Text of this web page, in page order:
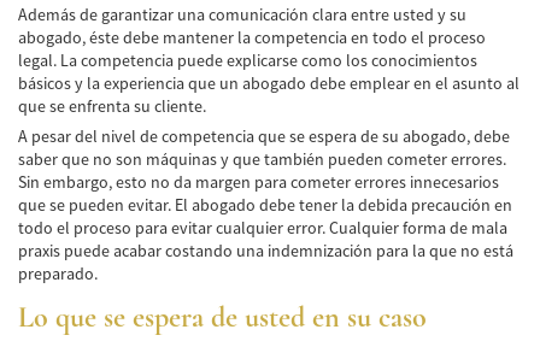
Common Types of Accidents
Compensation for Auto Accidents
Dealing with Insurance Adjusters
Defective Airbags
Defective Tires
Además de garantizar una comunicación clara entre usted y su
abogado, éste debe mantener la competencia en todo el proceso
legal. La competencia puede explicarse como los conocimientos
básicos y la experiencia que un abogado debe emplear en el asunto al
que se enfrenta su cliente.
A pesar del nivel de competencia que se espera de su abogado, debe
saber que no son máquinas y que también pueden cometer errores.
Sin embargo, esto no da margen para cometer errores innecesarios
que se pueden evitar. El abogado debe tener la debida precaución en
todo el proceso para evitar cualquier error. Cualquier forma de mala
praxis puede acabar costando una indemnización para la que no está
preparado.
Lo que se espera de usted en su caso